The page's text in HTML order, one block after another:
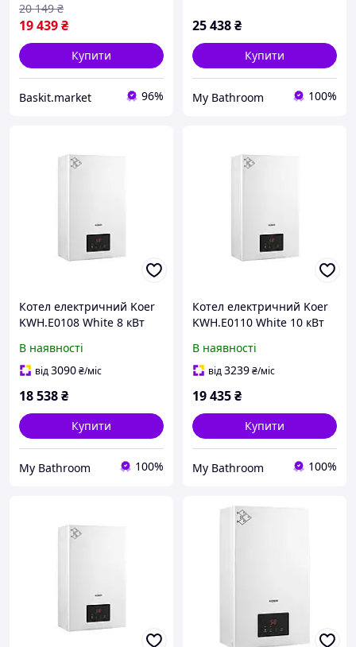
19 439₴
20 149 ₴
Купити
Baskit.market 96%
25 438₴
Купити
My Bathroom 100%
Котел електричний Koer
KWH.E0108 White 8 кВт
В наявності
від3090₴/міс
18 538₴
Купити
My Bathroom 100%
Котел електричний Koer
KWH.E0110 White 10 кВт
В наявності
від3239₴/міс
19 435₴
Купити
My Bathroom 100%